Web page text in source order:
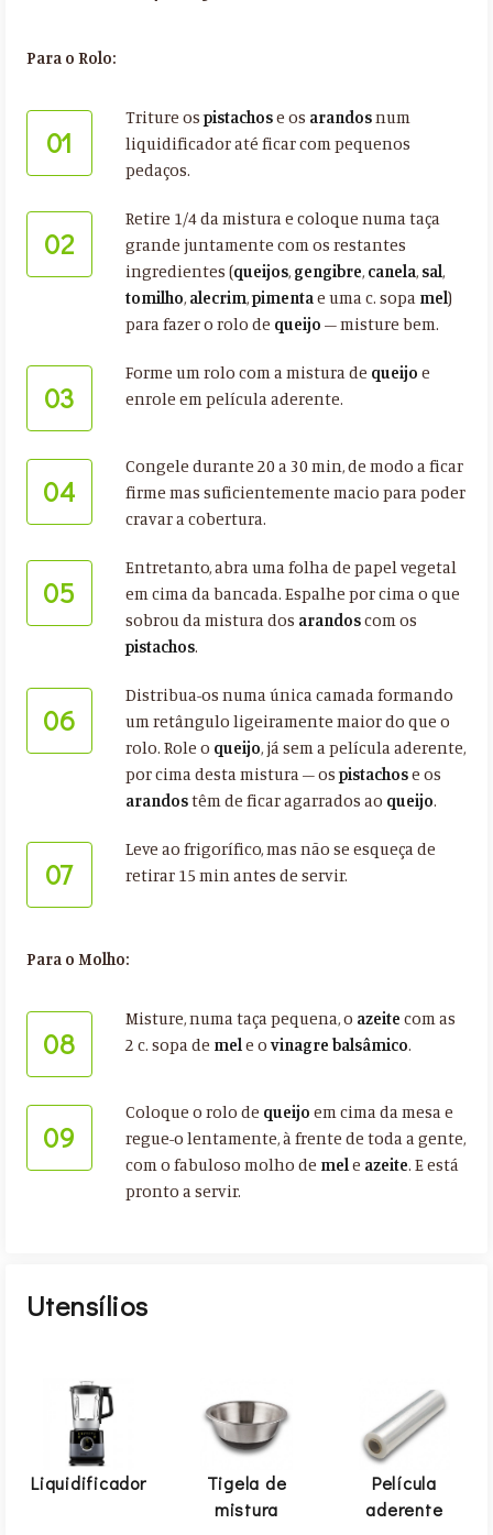
Para o Rolo:
01
Triture ospistachose os arandosnum
liquidificador até ficar com pequenos
pedaços.
02
Retire 1/4 da mistura e coloque numa taça
grande juntamente com os restantes
ingredientes (queijos, gengibre, canela, sal,
tomilho, alecrim,pimentae uma c. sopa mel)
para fazer o rolo de queijo – misture bem.
03
Forme um rolo com a mistura de queijo e
enrole em película aderente.
04
Congele durante 20 a 30 min, de modo a ficar
firme mas suficientemente macio para poder
cravar a cobertura.
05
Entretanto, abra uma folha de papel vegetal
em cima da bancada. Espalhe por cima o que
sobrou da mistura dos arandoscom os
pistachos.
06
Distribua-os numa única camada formando
um retângulo ligeiramente maior do que o
rolo. Role o queijo, já sem a película aderente,
por cima desta mistura – ospistachose os
arandostêm de ficar agarrados ao queijo.
07
Leve ao frigorífico, mas não se esqueça de
retirar 15 min antes de servir.
Para o Molho:
08
Misture, numa taça pequena, o azeite com as
2 c. sopa de mele ovinagre balsâmico.
09
Coloque o rolo de queijo em cima da mesa e
regue-o lentamente, à frente de toda a gente,
com o fabuloso molho de mele azeite. E está
pronto a servir.
Utensílios
Liquidificador
Tigela de
mistura
Película
aderente